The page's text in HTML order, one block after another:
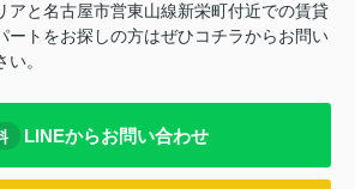
アと名古屋市営東山線新栄町付近での賃貸
ートをお探しの方はぜひコチラからお問い
。
LINEからお問い合わせ